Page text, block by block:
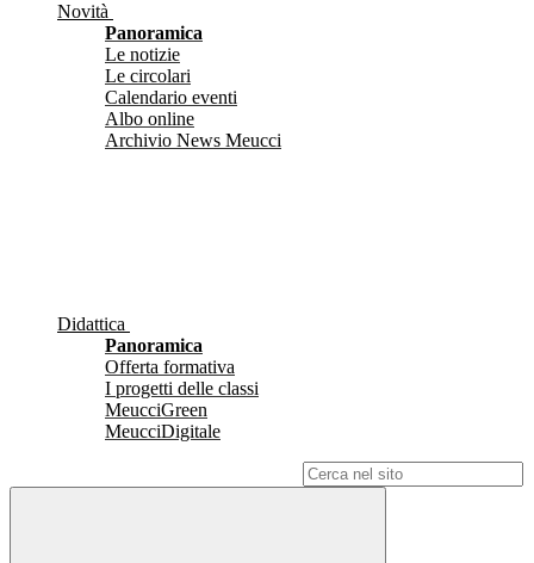
Novità
Panoramica
Le notizie
Le circolari
Calendario eventi
Albo online
Archivio News Meucci
Didattica
Panoramica
Offerta formativa
I progetti delle classi
MeucciGreen
MeucciDigitale